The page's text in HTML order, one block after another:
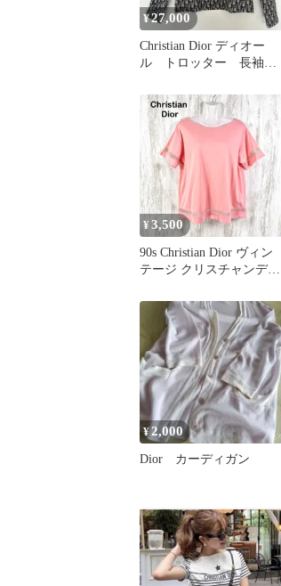
¥27,000
Christian Dior ディオー
ル トロッター 長袖
¥3,500
90s Christian Dior ヴィン
テージ クリスチャンディ
ュ オーバーサイズカット
ソー ピンク
¥2,000
Dior カーディガン